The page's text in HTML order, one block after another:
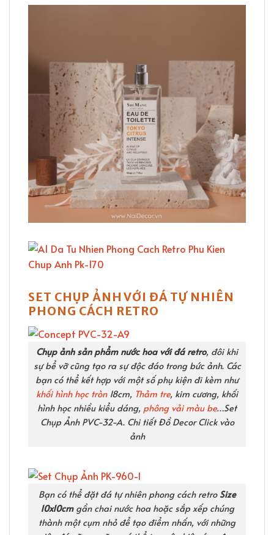
SET CHỤP ẢNH VỚI ĐÁ TỰ NHIÊN
PHONG CÁCH RETRO
Chụp ảnh sản phẩm nước hoa với đá retro, đôi khi
sự bể vỡ cũng tạo ra sự độc đáo trong bức ảnh. Các
bạn có thể kết hợp với một số phụ kiện đi kèm như
khối hình học tròn18cm, Thảm tre, kim cương, khối
hình học nhiều kiểu dáng, phông vải màu be…Set
Chụp Ảnh PVC-32-A. Chi tiết Đồ Decor Click vào
ảnh
Bạn có thể đặt đá tự nhiên phong cách retro Size
10x10cmgần chai nước hoa hoặc sắp xếp chúng
thành một cụm nhỏ để tạo điểm nhấn, với những